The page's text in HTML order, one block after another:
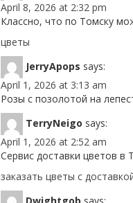
April 8, 2026 at 2:32 pm
Классно, что по Томску
цветы
JerryApops says:
April 1, 2026 at 3:13 am
Розы с позолотой на
TerryNeigo says:
April 1, 2026 at 2:52 am
Сервис доставки цветов в
заказать цветы с